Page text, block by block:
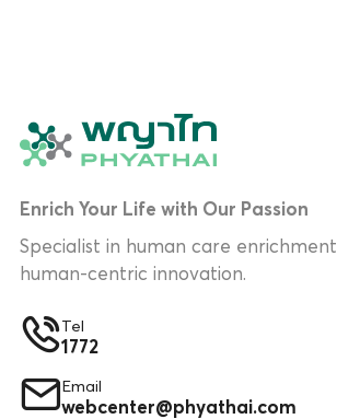
Enrich Your Life with Our Passion
Specialist in human care enrichment
human-centric innovation.
Tel
1772
Email
webcenter@phyathai.com